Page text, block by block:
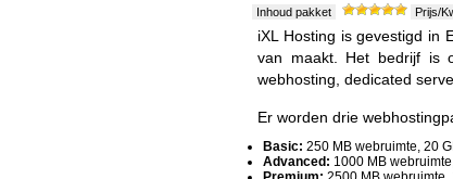
Inhoud pakket Prijs/
iXL Hosting is gevestigd in
van maakt. Het bedrijf is
webhosting, dedicated
Er worden drie
Basic: 250 MB webruimte, 20
Advanced: 1000 MB